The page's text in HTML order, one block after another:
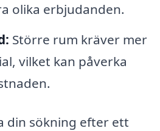
olika erbjudanden.
Större rum kräver mer
vilket kan påverka
din sökning efter ett